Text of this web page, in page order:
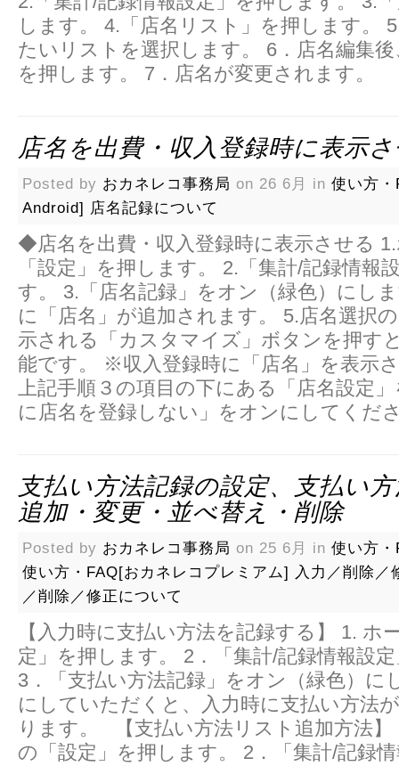
します。 4.「店名リスト」を押します。
たいリストを選択します。 6．店名編集
を押します。 7．店名が変更されます。
店名を出費・収入登録時に表示
Posted by おカネレコ事務局 on 26 6月 in 使い方
Android] 店名記録について
◆店名を出費・収入登録時に表示させる
「設定」を押します。 2.「集計/記録情報
す。 3.「店名記録」をオン（緑色）にし
に「店名」が追加されます。 5.店名選択
示される「カスタマイズ」ボタンを押す
能です。 ※収入登録時に「店名」を表示
上記手順３の項目の下にある「店名設定
に店名を登録しない」をオンにしてくだ
支払い方法記録の設定、支払い
追加・変更・並べ替え・削除
Posted by おカネレコ事務局 on 25 6月 in 使い方
使い方・FAQ[おカネレコプレミアム] 入力／削除／
／削除／修正について
【入力時に支払い方法を記録する】 1. ホ
定」を押します。 2．「集計/記録情報設
3．「支払い方法記録」をオン（緑色）
にしていただくと、入力時に支払い方法
ります。 【支払い方法リスト追加方法】
の「設定」を押します。 2．「集計/記録